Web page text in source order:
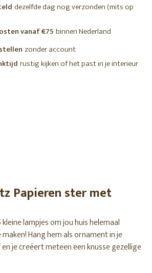
dezelfde dag nog verzonden (mits op
vanaf €75 binnen Nederland
zonder account
rustig kijken of het past in je interieur
Papieren ster met
lampjes om jou huis helemaal
Hang hem als ornament in je
je creëert meteen een knusse gezellige